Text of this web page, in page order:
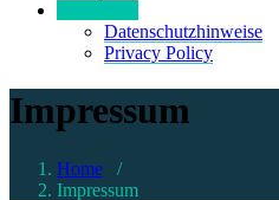
Datenschutzhinweise
Privacy Policy
Impressum
Home /
Impressum